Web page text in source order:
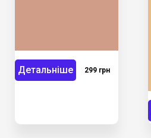
Детальніше 299 грн